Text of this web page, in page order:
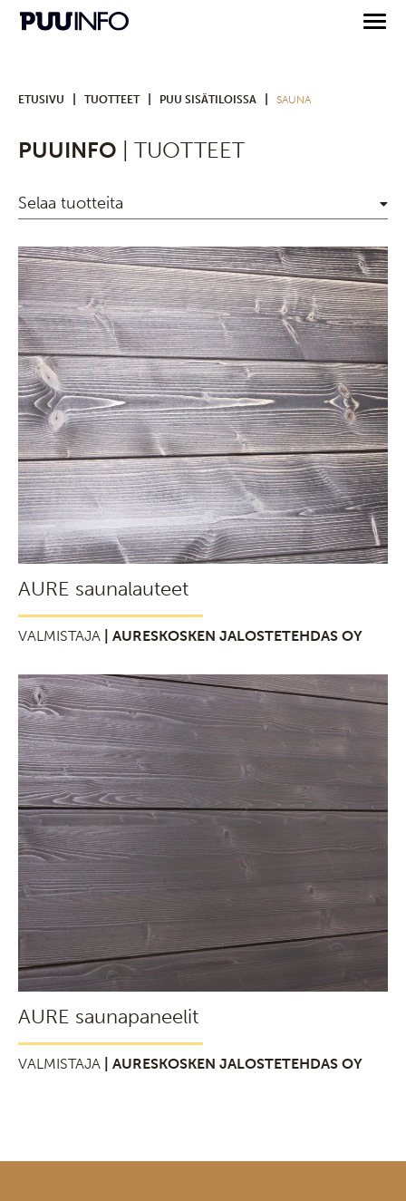
ETUSIVU TUOTTEET PUU SISÄTILOISSA SAUNA
PUUINFO | TUOTTEET
Selaa tuotteita
AURE saunalauteet
VALMISTAJA | AURESKOSKEN JALOSTETEHDAS OY
AURE saunapaneelit
VALMISTAJA | AURESKOSKEN JALOSTETEHDAS OY